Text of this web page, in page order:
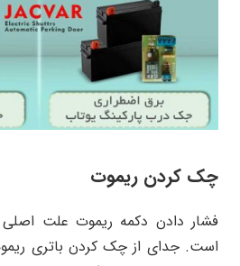
چک کردن ریموت
فشار دادن دکمه ریموت علت اصلی
است. جدای از چک کردن باتری